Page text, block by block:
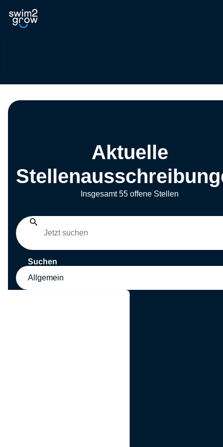
Aktuelle
Insgesamt 55 offene Stellen
Suchen
Allgemein